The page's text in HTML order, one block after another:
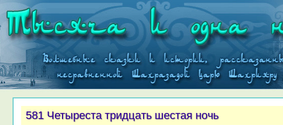
581 Четыреста тридцать шестая ночь